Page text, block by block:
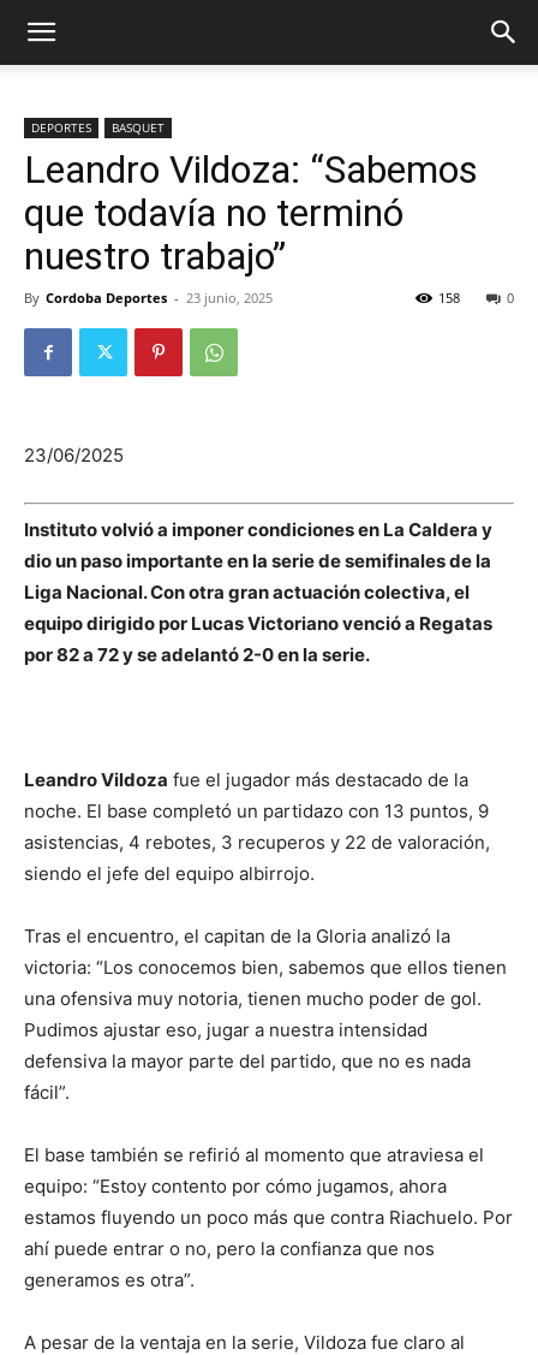
DEPORTES BASQUET
Leandro Vildoza: “Sabemos
que todavía no terminó
nuestro trabajo”
By Cordoba Deportes - 23 junio, 2025 0
158
23/06/2025
Instituto volvió a imponer condiciones en La Caldera y
dio un paso importante en la serie de semifinales de la
Liga Nacional. Con otra gran actuación colectiva, el
equipo dirigido por Lucas Victoriano venció a Regatas
por 82 a 72 y se adelantó 2-0 en la serie.
Leandro Vildoza fue el jugador más destacado de la
noche. El base completó un partidazo con 13 puntos, 9
asistencias, 4 rebotes, 3 recuperos y 22 de valoración,
siendo el jefe del equipo albirrojo.
Tras el encuentro, el capitan de la Gloria analizó la
victoria: “Los conocemos bien, sabemos que ellos tienen
una ofensiva muy notoria, tienen mucho poder de gol.
Pudimos ajustar eso, jugar a nuestra intensidad
defensiva la mayor parte del partido, que no es nada
fácil”.
El base también se refirió al momento que atraviesa el
equipo: “Estoy contento por cómo jugamos, ahora
estamos fluyendo un poco más que contra Riachuelo. Por
ahí puede entrar o no, pero la confianza que nos
generamos es otra”.
A pesar de la ventaja en la serie, Vildoza fue claro al